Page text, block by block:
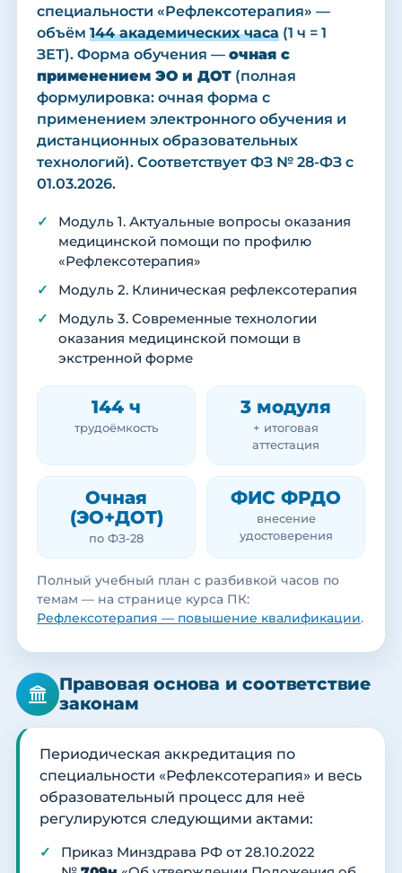
специальности «Рефлексотерапия» —
объём 144 академических часа (1 ч = 1
ЗЕТ). Форма обучения — очная с
применением ЭО и ДОТ (полная
формулировка: очная форма с
применением электронного обучения и
дистанционных образовательных
технологий). Соответствует ФЗ № 28-ФЗ с
01.03.2026.
Модуль 1. Актуальные вопросы оказания
медицинской помощи по профилю
«Рефлексотерапия»
Модуль 2. Клиническая рефлексотерапия
Модуль 3. Современные технологии
оказания медицинской помощи в
экстренной форме
144 ч
трудоёмкость
3 модуля
+ итоговая
аттестация
Очная
(ЭО+ДОТ)
по ФЗ-28
ФИС ФРДО
внесение
удостоверения
Полный учебный план с разбивкой часов по
темам — на странице курса ПК:
Рефлексотерапия — повышение квалификации.
Правовая основа и соответствие
законам
Периодическая аккредитация по
специальности «Рефлексотерапия» и весь
образовательный процесс для неё
регулируются следующими актами:
Приказ Минздрава РФ от 28.10.2022